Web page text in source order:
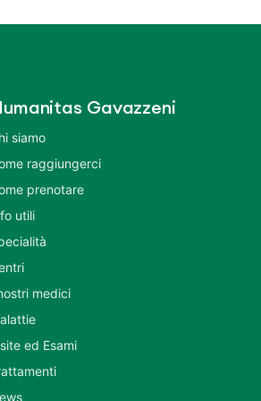
Gavazzeni
siamo
raggiungerci
prenotare
utili
medici
ed Esami